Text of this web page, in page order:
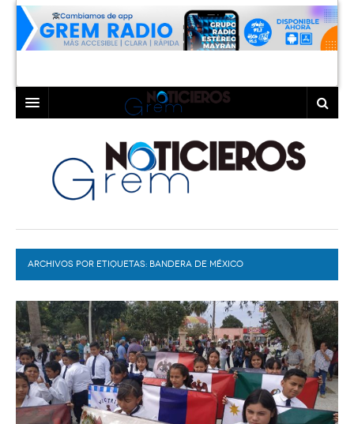
LAGUNA
TORREÓN
GÓMEZ PALACIO
LERDO
COAHUILA
DURANGO
DEPORTES
EXA
EL EXACTO
EXA INFORMA
GLOBO
CONTEXTOS
DIÁLOGOS CON LA HISTORIA
COLABORADORES
PC29
ACTUALIDADES GREM
ARCHIVOS POR ETIQUETAS: BANDERA DE MÉXICO